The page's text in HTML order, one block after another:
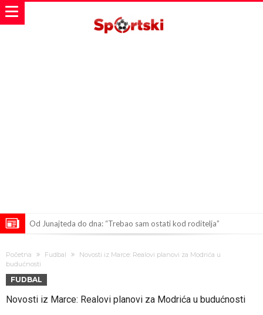
Od Junajteda do dna: “Trebao sam ostati kod roditelja”
telefonom i plakao
(VIDEO) “Haos” u Madridu – Alvarez se vraća u grad, “špijuni” već
stigli
Mesi, Nejmar i Suarez ponovo zajedno?!
Bomba iz Madrida: Arda Güler u centru pažnje zbog ponude od 18
Početna Fudbal
Novosti iz Marce: Realovi planovi za Modrića u
budućnosti
FUDBAL
Novosti iz Marce: Realovi planovi za Modrića u budućnosti